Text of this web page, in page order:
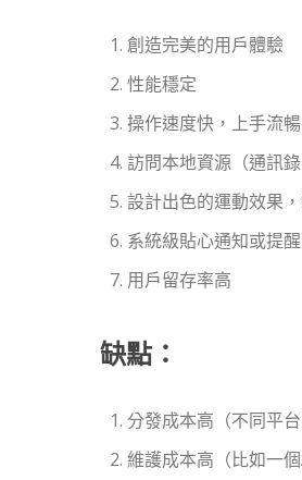
創造完美的用戶體驗
性能穩定
操作速度快，上手流暢
訪問本地資源（通訊錄
設計出色的運動效果
系統級貼心通知或提醒
用戶留存率高
缺點：
分發成本高（不同平
維護成本高（比如一